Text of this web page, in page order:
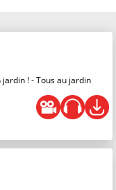
! - Tous au jardin